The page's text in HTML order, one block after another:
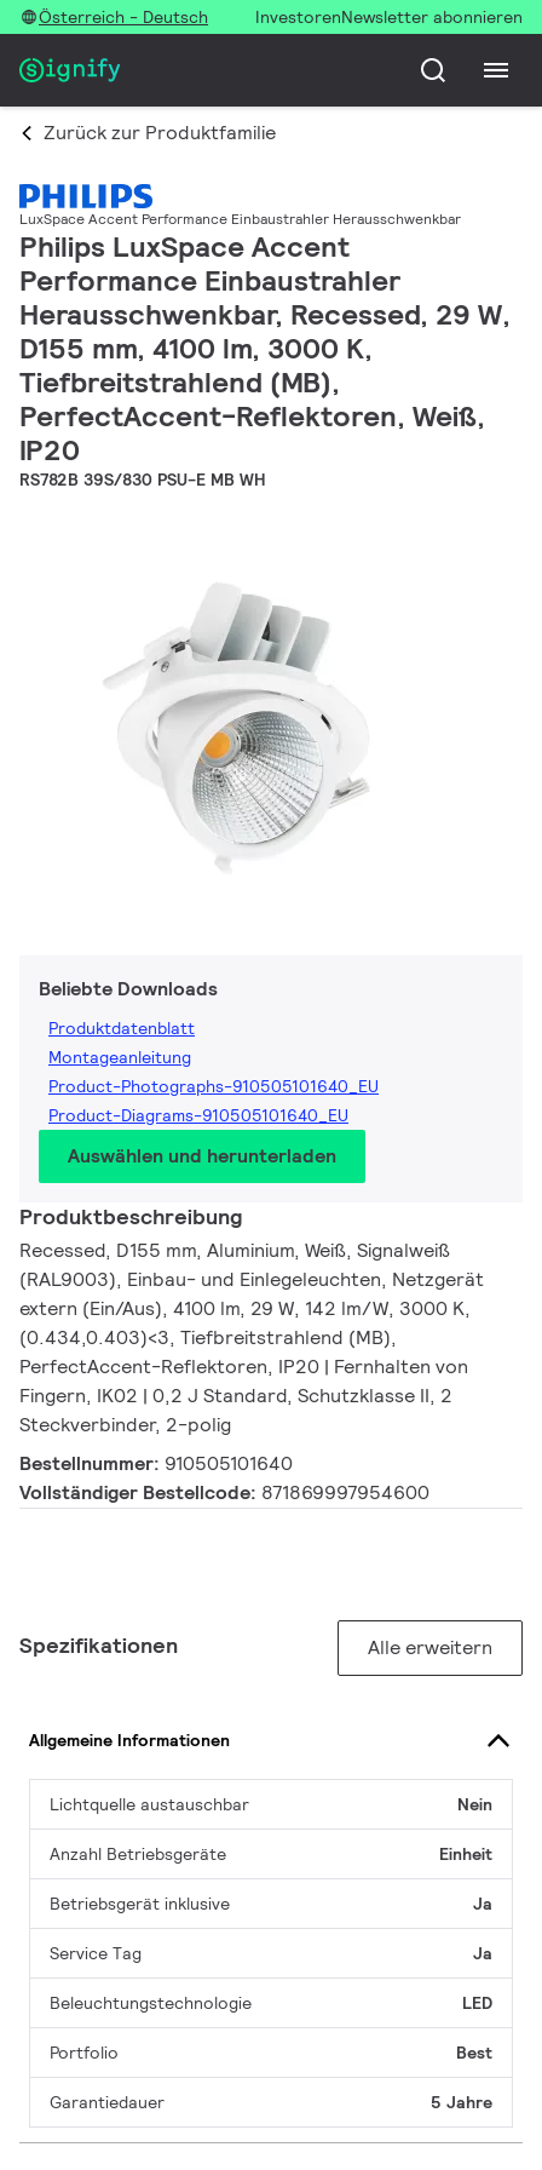
Österreich - Deutsch InvestorenNewsletter abonnieren
Zurück zur Produktfamilie
LuxSpace Accent Performance Einbaustrahler Herausschwenkbar
Philips LuxSpace Accent
Performance Einbaustrahler
Herausschwenkbar, Recessed, 29 W,
D155 mm, 4100 lm, 3000 K,
Tiefbreitstrahlend (MB),
PerfectAccent-Reflektoren, Weiß,
IP20
RS782B 39S/830 PSU-E MB WH
Beliebte Downloads
Produktdatenblatt
Montageanleitung
Product-Photographs-910505101640_EU
Product-Diagrams-910505101640_EU
Auswählen und herunterladen
Produktbeschreibung
Recessed, D155 mm, Aluminium, Weiß, Signalweiß
(RAL9003), Einbau- und Einlegeleuchten, Netzgerät
extern (Ein/Aus), 4100 lm, 29 W, 142 lm/W, 3000 K,
(0.434,0.403)<3, Tiefbreitstrahlend (MB),
PerfectAccent-Reflektoren, IP20 | Fernhalten von
Fingern, IK02 | 0,2 J Standard, Schutzklasse II, 2
Steckverbinder, 2-polig
Bestellnummer: 910505101640
Vollständiger Bestellcode: 871869997954600
Spezifikationen Alle erweitern
Allgemeine Informationen
Lichtquelle austauschbar Nein
Anzahl Betriebsgeräte Einheit
Betriebsgerät inklusive Ja
Service Tag Ja
Beleuchtungstechnologie LED
Portfolio Best
Garantiedauer 5 Jahre